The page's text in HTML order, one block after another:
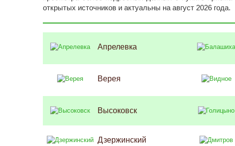
открытых источников и актуальны на август 2026 года.
Апрелевка
Верея
Высоковск
Дзержинский